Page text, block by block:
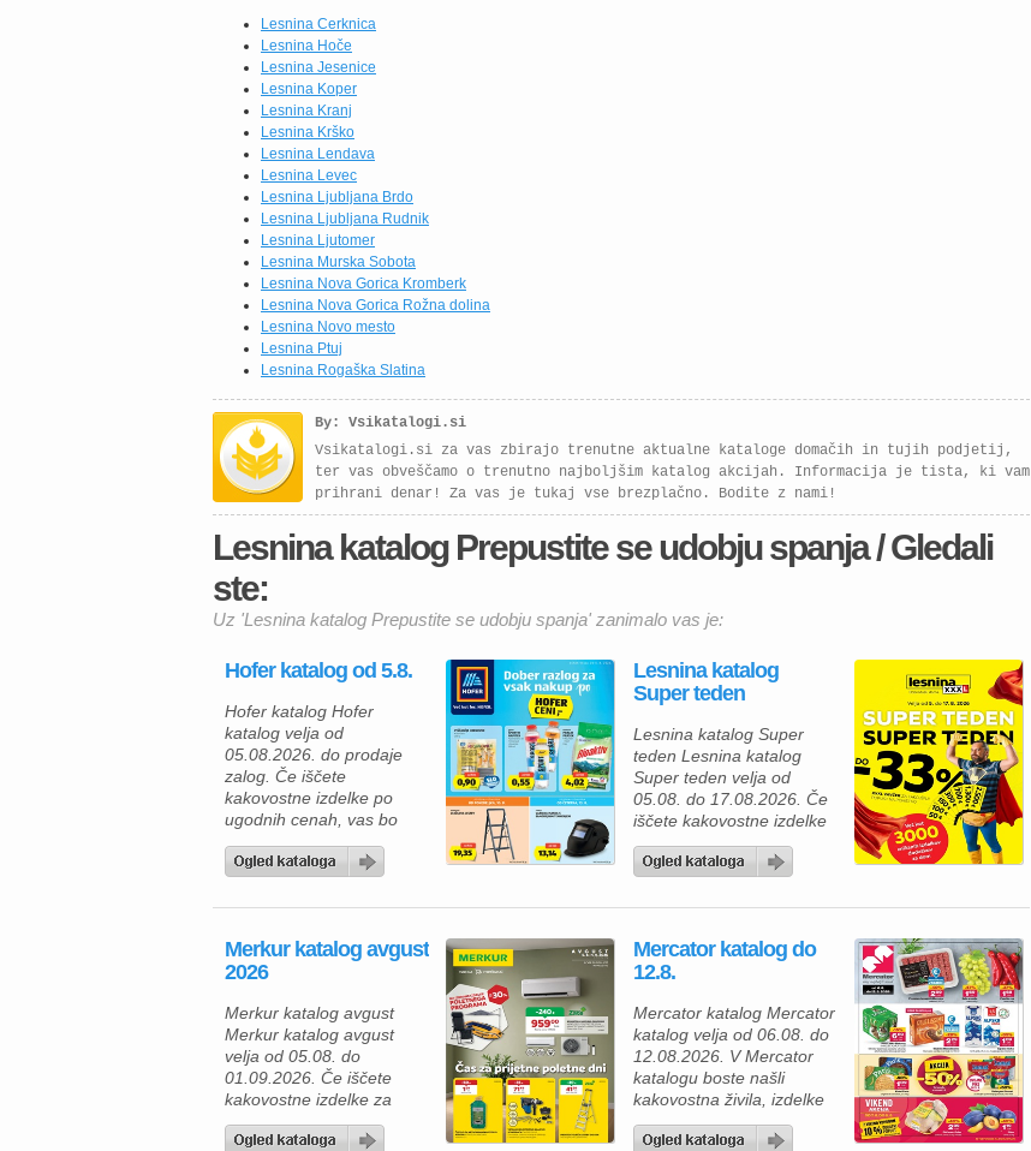
Na voljo so sodobne
kuhinje po meri, ki
združujejo vrhunsko
kakovost, funkcionalnost in
eleganten videz. Izbirate
lahko med različnimi
postavitvami in barvnimi
kombinacijami, […]
Lesnina Cerknica
Lesnina Hoče
Lesnina Jesenice
Lesnina Koper
Lesnina Kranj
Lesnina Krško
Lesnina Lendava
Lesnina Levec
Lesnina Ljubljana Brdo
Lesnina Ljubljana Rudnik
Lesnina Ljutomer
Lesnina Murska Sobota
Lesnina Nova Gorica Kromberk
Lesnina Nova Gorica Rožna dolina
Lesnina Novo mesto
Lesnina Ptuj
Lesnina Rogaška Slatina
By: Vsikatalogi.si
Vsikatalogi.si za vas zbirajo trenutne aktualne kataloge domačih in tujih podjetij,
ter vas obveščamo o trenutno najboljšim katalog akcijah. Informacija je tista, ki vam
prihrani denar! Za vas je tukaj vse brezplačno. Bodite z nami!
Lesnina katalog Prepustite se udobju spanja / Gledali
ste:
Uz 'Lesnina katalog Prepustite se udobju spanja' zanimalo vas je:
Hofer katalog od 5.8.
Hofer katalog Hofer
katalog velja od
05.08.2026. do prodaje
zalog. Če iščete
kakovostne izdelke po
ugodnih cenah, vas bo
zagotovo navdušila. Med
uporabo najdete številne
pijače, izdelke za dom in
gospodinjstvo ter
različna opravila. Za hiter
zajtrk ali malico lahko
izberete piščančje
hrenovke 200 […]
Lesnina katalog
Super teden
Lesnina katalog Super
teden Lesnina katalog
Super teden velja od
05.08. do 17.08.2026. Če
iščete kakovostne izdelke
za prijetnejši in lepše
urejen dom, vas bo
Lesnina kataloga zagotovo
odlične akcijske cene in
bogato izbiro izdelkov za
kuhinjo in jedilnico ter svoj
dom opremite po
ugodnejših cenah. Poleg
številnih […]
Merkur katalog avgust
2026
Merkur katalog avgust
Merkur katalog avgust
velja od 05.08. do
01.09.2026. Če iščete
kakovostne izdelke za
dom, vrt in delavnico, vas
bo aktualna ponudba iz
Mercator katalog do
12.8.
Mercator katalog Mercator
katalog velja od 06.08. do
12.08.2026. V Mercator
katalogu boste našli
kakovostna živila, izdelke
za gospodinjstvo in
številne priljubljene